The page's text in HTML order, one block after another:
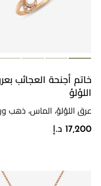
خاتم أجنحة العجائب
اللؤلؤ
عرق اللؤلؤ، الماس، ذهب
17,200 د.إ